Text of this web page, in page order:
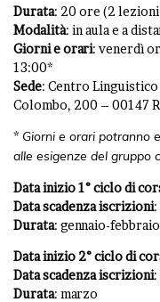
Durata: 20 ore (2 lezioni
Modalità: in aula e a
Giorni e orari: venerdì
13:00*
Sede: Centro
Colombo, 200 – 00147
* Giorni e orari potranno
alle esigenze del gruppo
Data inizio 1° ciclo di
Data scadenza iscrizioni:
Durata: gennaio-febbraio
Data inizio 2° ciclo di
Data scadenza iscrizioni:
Durata: marzo